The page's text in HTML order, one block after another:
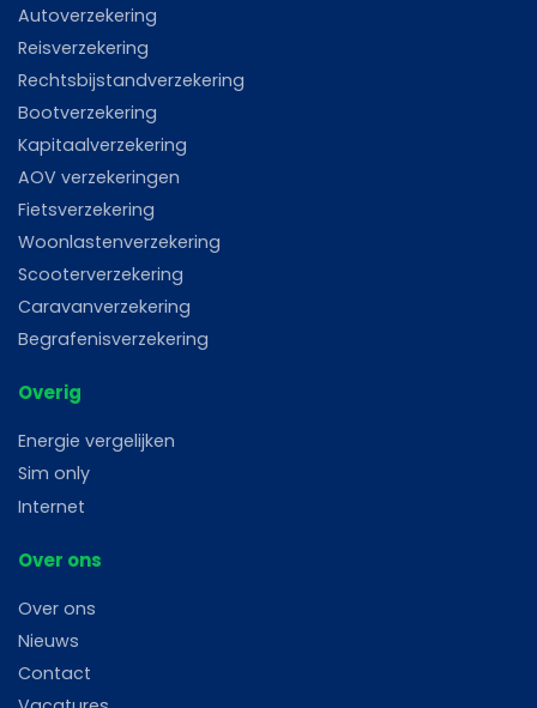
Autoverzekering
Reisverzekering
Rechtsbijstandverzekering
Bootverzekering
Kapitaalverzekering
AOV verzekeringen
Fietsverzekering
Woonlastenverzekering
Scooterverzekering
Caravanverzekering
Begrafenisverzekering
Overig
Energie vergelijken
Sim only
Internet
Over ons
Over ons
Nieuws
Contact